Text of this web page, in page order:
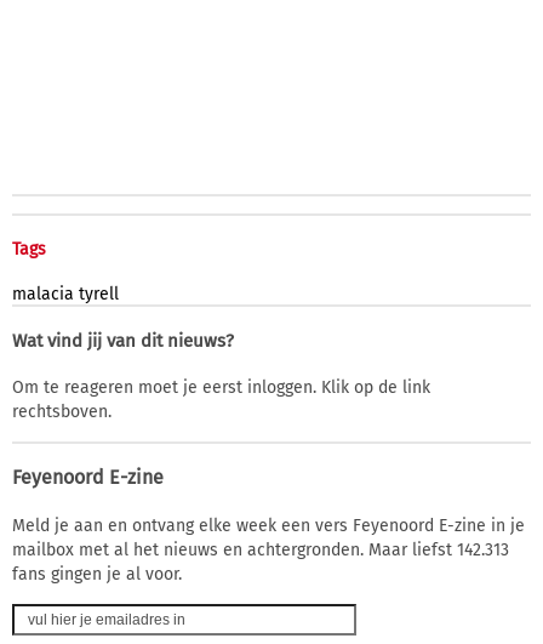
Tags
malacia tyrell
Wat vind jij van dit nieuws?
Om te reageren moet je eerst inloggen. Klik op de link
rechtsboven.
Feyenoord E-zine
Meld je aan en ontvang elke week een vers Feyenoord E-zine in je
mailbox met al het nieuws en achtergronden. Maar liefst 142.313
fans gingen je al voor.